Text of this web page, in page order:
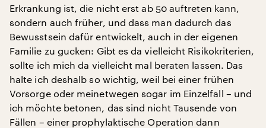
Erkrankung ist, die nicht erst ab 50 auftreten kann,
sondern auch früher, und dass man dadurch das
Bewusstsein dafür entwickelt, auch in der eigenen
Familie zu gucken: Gibt es da vielleicht Risikokriterien,
sollte ich mich da vielleicht mal beraten lassen. Das
halte ich deshalb so wichtig, weil bei einer frühen
Vorsorge oder meinetwegen sogar im Einzelfall – und
ich möchte betonen, das sind nicht Tausende von
Fällen – einer prophylaktische Operation dann